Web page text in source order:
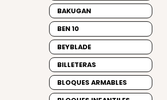
BAKUGAN
BEN 10
BEYBLADE
BILLETERAS
BLOQUES ARMABLES